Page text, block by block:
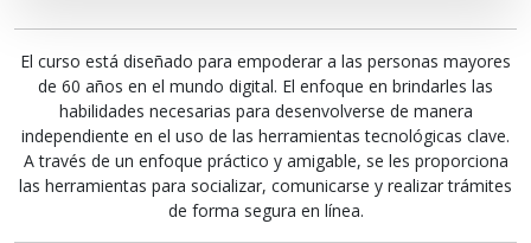
El curso está diseñado para empoderar a las personas mayores
de 60 años en el mundo digital. El enfoque en brindarles las
habilidades necesarias para desenvolverse de manera
independiente en el uso de las herramientas tecnológicas clave.
A través de un enfoque práctico y amigable, se les proporciona
las herramientas para socializar, comunicarse y realizar trámites
de forma segura en línea.